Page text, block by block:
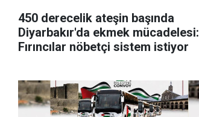
450 derecelik ateşin başında
Diyarbakır'da ekmek mücadelesi:
Fırıncılar nöbetçi sistem istiyor